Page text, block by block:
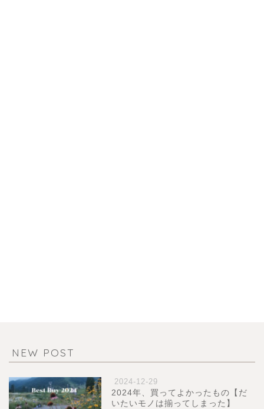
NEW POST
2024-12-29
2024年、買ってよかったもの【だ
いたいモノは揃ってしまった】